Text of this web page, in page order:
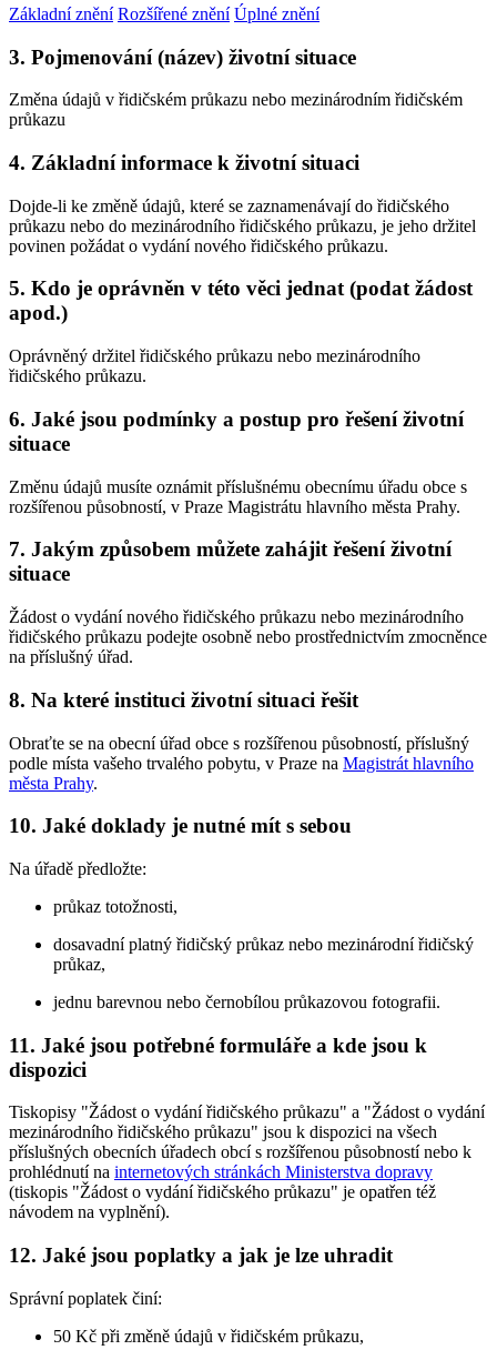
Základní znění Rozšířené znění Úplné znění
3. Pojmenování (název) životní situace
Změna údajů v řidičském průkazu nebo mezinárodním řidičském
průkazu
4. Základní informace k životní situaci
Dojde-li ke změně údajů, které se zaznamenávají do řidičského
průkazu nebo do mezinárodního řidičského průkazu, je jeho držitel
povinen požádat o vydání nového řidičského průkazu.
5. Kdo je oprávněn v této věci jednat (podat žádost
apod.)
Oprávněný držitel řidičského průkazu nebo mezinárodního
řidičského průkazu.
6. Jaké jsou podmínky a postup pro řešení životní
situace
Změnu údajů musíte oznámit příslušnému obecnímu úřadu obce s
rozšířenou působností, v Praze Magistrátu hlavního města Prahy.
7. Jakým způsobem můžete zahájit řešení životní
situace
Žádost o vydání nového řidičského průkazu nebo mezinárodního
řidičského průkazu podejte osobně nebo prostřednictvím zmocněnce
na příslušný úřad.
8. Na které instituci životní situaci řešit
Obraťte se na obecní úřad obce s rozšířenou působností, příslušný
podle místa vašeho trvalého pobytu, v Praze na Magistrát hlavního
města Prahy.
10. Jaké doklady je nutné mít s sebou
Na úřadě předložte:
průkaz totožnosti,
dosavadní platný řidičský průkaz nebo mezinárodní řidičský
průkaz,
jednu barevnou nebo černobílou průkazovou fotografii.
11. Jaké jsou potřebné formuláře a kde jsou k
dispozici
Tiskopisy "Žádost o vydání řidičského průkazu" a "Žádost o vydání
mezinárodního řidičského průkazu" jsou k dispozici na všech
příslušných obecních úřadech obcí s rozšířenou působností nebo k
prohlédnutí na internetových stránkách Ministerstva dopravy
(tiskopis "Žádost o vydání řidičského průkazu" je opatřen též
návodem na vyplnění).
12. Jaké jsou poplatky a jak je lze uhradit
Správní poplatek činí:
50 Kč při změně údajů v řidičském průkazu,